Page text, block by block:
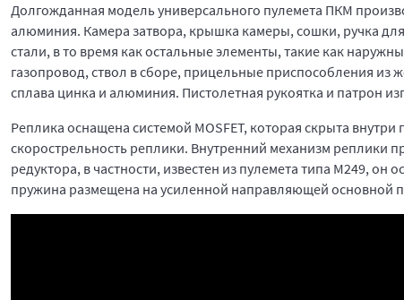
Долгожданная модель универсального пулемета ПКМ
алюминия. Камера затвора, крышка камеры, сошки, ручка
стали, в то время как остальные элементы, такие как
газопровод, ствол в сборе, прицельные приспособления
сплава цинка и алюминия. Пистолетная рукоятка и патрон
Реплика оснащена системой MOSFET, которая скрыта
скорострельность реплики. Внутренний механизм реплики
редуктора, в частности, известен из пулемета типа M249,
пружина размещена на усиленной направляющей